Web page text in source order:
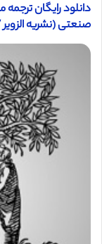
دانلود رایگان
صنعتی (نشریه الزویر 2017)